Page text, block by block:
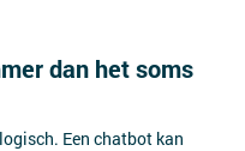
dan het soms
Een chatbot kan